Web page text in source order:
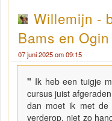
Willemijn -
Bams en
07 juni 2025 om 09:15
" Ik heb een tuigje
cursus juist
dan moet ik met
verderop, niet zo